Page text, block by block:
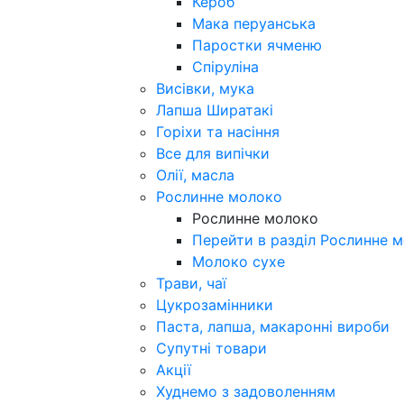
Мака перуанська
Паростки ячменю
Спіруліна
Висівки, мука
Лапша Ширатакі
Горіхи та насіння
Все для випічки
Олії, масла
Рослинне молоко
Рослинне молоко
Перейти в разділ Рослинне
Молоко сухе
Трави, чаї
Цукрозамінники
Паста, лапша, макаронні вироби
Супутні товари
Акції
Худнемо з задоволенням